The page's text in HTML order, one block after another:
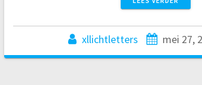
xllichtletters mei 27,